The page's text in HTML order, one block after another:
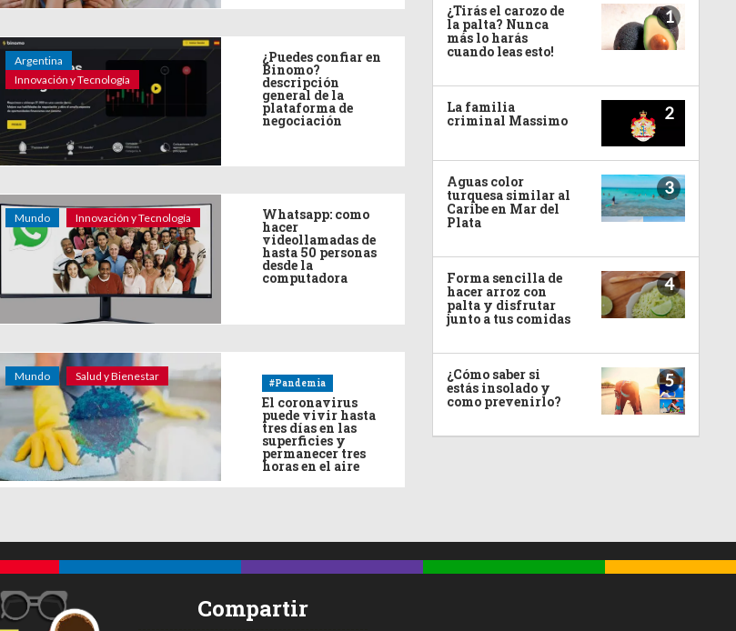
Argentina
Innovación y Tecnología
¿Puedes confiar en
Binomo?
descripción
general de la
plataforma de
negociación
Mundo Innovación y Tecnología Whatsapp: como
hacer
videollamadas de
hasta 50 personas
desde la
computadora
Mundo Salud y Bienestar
#Pandemia
El coronavirus
puede vivir hasta
tres días en las
superficies y
permanecer tres
horas en el aire
¿Tirás el carozo de
la palta? Nunca
más lo harás
cuando leas esto!
1
La familia
criminal Massimo 2
Aguas color
turquesa similar al
Caribe en Mar del
Plata
3
Forma sencilla de
hacer arroz con
palta y disfrutar
junto a tus comidas
4
¿Cómo saber si
estás insolado y
como prevenirlo?
5
Compartir